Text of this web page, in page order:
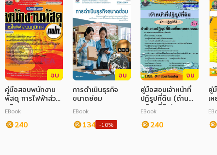
ภาษาศาสตร์
หนังสือเด็ก
การพัฒนาตนเอง
ความรู้ทั่วไป
การ์ตูนความรู้ การ์ตูน
การ์ตูนมังงะ (Manga)
จบ
คู่มือสอบพนักงาน
พัสดุ การไฟฟ้าส่วน
ภูมิภาค
EBook
240
จบ
การดำเนินธุรกิจ
ขนาดย่อม
EBook
134 -10%
จบ
คู่มือสอบเจ้าหน้าที่
ปฏิรูปที่ดิน (ด้าน
ปฏิรูปที่ดิน)
สำนักงานปฏิรูปที่ดิน
เพื่อเกษตรกรรม
EBook
240
คู่
เ
ร
ส
สุ